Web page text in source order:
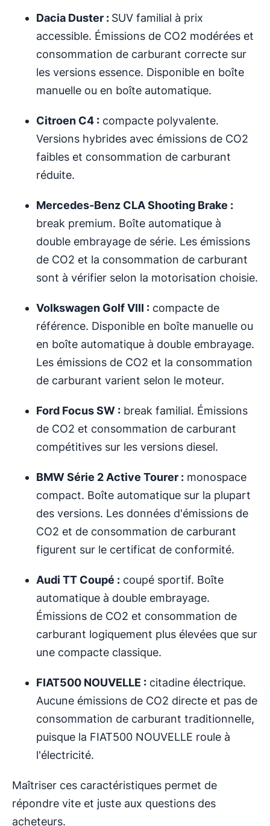
Dacia Duster : SUV familial à prix
accessible. Émissions de CO2 modérées et
consommation de carburant correcte sur
les versions essence. Disponible en boîte
manuelle ou en boîte automatique.
Citroen C4 : compacte polyvalente.
Versions hybrides avec émissions de CO2
faibles et consommation de carburant
réduite.
Mercedes-Benz CLA Shooting Brake :
break premium. Boîte automatique à
double embrayage de série. Les émissions
de CO2 et la consommation de carburant
sont à vérifier selon la motorisation choisie.
Volkswagen Golf VIII : compacte de
référence. Disponible en boîte manuelle ou
en boîte automatique à double embrayage.
Les émissions de CO2 et la consommation
de carburant varient selon le moteur.
Ford Focus SW : break familial. Émissions
de CO2 et consommation de carburant
compétitives sur les versions diesel.
BMW Série 2 Active Tourer : monospace
compact. Boîte automatique sur la plupart
des versions. Les données d'émissions de
CO2 et de consommation de carburant
figurent sur le certificat de conformité.
Audi TT Coupé : coupé sportif. Boîte
automatique à double embrayage.
Émissions de CO2 et consommation de
carburant logiquement plus élevées que sur
une compacte classique.
FIAT500 NOUVELLE : citadine électrique.
Aucune émissions de CO2 directe et pas de
consommation de carburant traditionnelle,
puisque la FIAT500 NOUVELLE roule à
l'électricité.
Maîtriser ces caractéristiques permet de
répondre vite et juste aux questions des
acheteurs.